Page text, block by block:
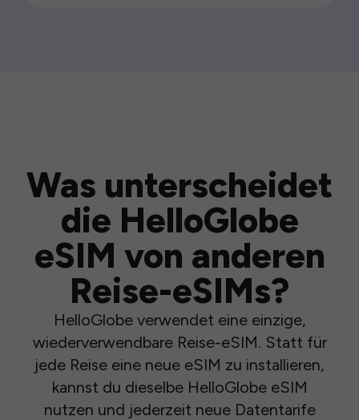
Was unterscheidet
die HelloGlobe
eSIM von anderen
Reise-eSIMs?
HelloGlobe verwendet eine einzige,
wiederverwendbare Reise-eSIM. Statt für
jede Reise eine neue eSIM zu installieren,
kannst du dieselbe HelloGlobe eSIM
nutzen und jederzeit neue Datentarife